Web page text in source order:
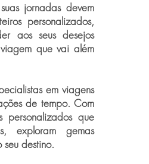
jornadas devem
personalizados,
aos seus desejos
que vai além
em viagens
de tempo. Com
personalizados que
exploram gemas
destino.